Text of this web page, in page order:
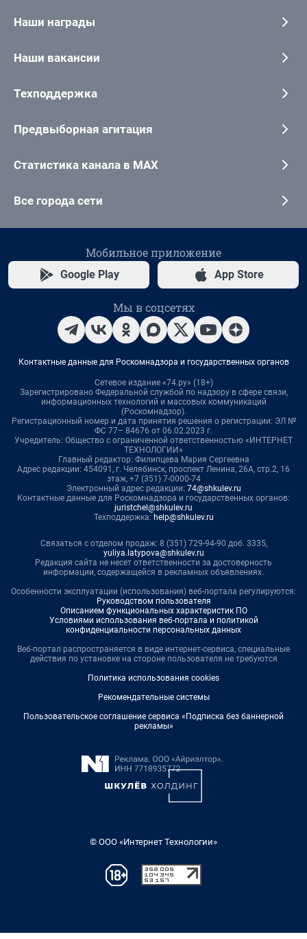
Наши награды
Наши вакансии
Техподдержка
Предвыборная агитация
Статистика канала в MAX
Все города сети
Мобильное приложение
Google Play App Store
Мы в соцсетях
Контактные данные для Роскомнадзора и государственных органов
Сетевое издание «74.ру» (18+)
Зарегистрировано Федеральной службой по надзору в сфере связи,
информационных технологий и массовых коммуникаций
(Роскомнадзор).
Регистрационный номер и дата принятия решения о регистрации: ЭЛ №
ФС 77– 84676 от 06.02.2023 г.
Учредитель: Общество с ограниченной ответственностью «ИНТЕРНЕТ
ТЕХНОЛОГИИ»
Главный редактор: Филипцева Мария Сергеевна
Адрес редакции: 454091, г. Челябинск, проспект Ленина, 26А, стр.2, 16
этаж, +7 (351) 7-0000-74
Электронный адрес редакции: 74@shkulev.ru
Контактные данные для Роскомнадзора и государственных органов:
juristchel@shkulev.ru
Техподдержка: help@shkulev.ru
Связаться с отделом продаж: 8 (351) 729-94-90 доб. 3335,
yuliya.latypova@shkulev.ru
Редакция сайта не несет ответственности за достоверность
информации, содержащейся в рекламных объявлениях.
Особенности эксплуатации (использования) веб-портала регулируются:
Руководством пользователя
Описанием функциональных характеристик ПО
Условиями использования веб-портала и политикой
конфиденциальности персональных данных
Веб-портал распространяется в виде интернет-сервиса, специальные
действия по установке на стороне пользователя не требуются
Политика использования cookies
Рекомендательные системы
Пользовательское соглашение сервиса «Подписка без баннерной
рекламы»
© ООО «Интернет Технологии»